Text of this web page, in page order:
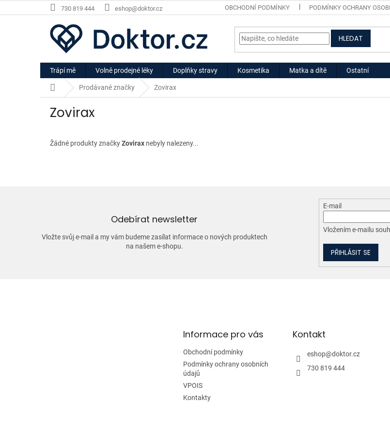
na
730 819 444 eshop@doktor.cz OBCHODNÍ PODMÍNKY PODMÍNKY OCHRANY
HLEDAT
Trápí mě Volně prodejné léky Doplňky stravy Kosmetika Matka a dítě Ostatní
Domů Prodávané značky Zovirax
Zovirax
Žádné produkty značkyZovirax nebyly nalezeny...
Odebírat newsletter
Vložte svůj e-mail a my vám budeme zasílat informace o nových produktech
na našem e-shopu.
E-mail
Vložením e-mailu
PŘIHLÁSIT SE
Informace pro vás
Obchodní podmínky
Podmínky ochrany osobních
údajů
VPOIS
Kontakty
Kontakt
eshop@doktor.cz
730 819 444